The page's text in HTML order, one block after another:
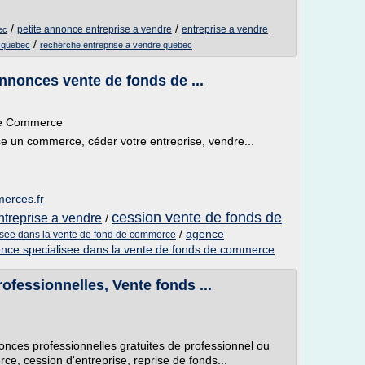
/ petite annonce entreprise a vendre / entreprise a vendre
/ recherche entreprise a vendre quebec
vente de fonds de ...
Commerce
un commerce, céder votre entreprise, vendre...
a vendre / cession vente de fonds de
dans la vente de fond de commerce / agence
specialisee dans la vente de fonds de commerce
Vente fonds ...
professionnelles gratuites de professionnel ou
cession d'entreprise, reprise de fonds...